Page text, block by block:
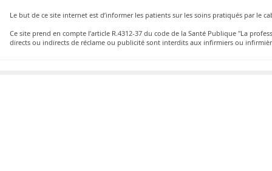
Le but de ce site internet est d’informer les patients sur les soins pratiqués par le
Ce site prend en compte l’article R.4312-37 du code de la Santé Publique "La
directs ou indirects de réclame ou publicité sont interdits aux infirmiers ou